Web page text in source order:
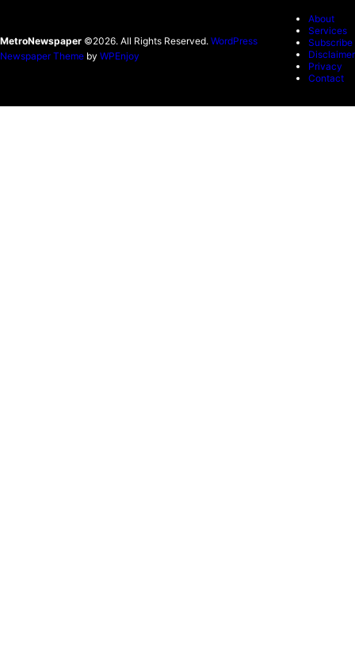
MetroNewspaper ©2026. All Rights Reserved. WordPress
Newspaper Theme by WPEnjoy
About
Services
Subscribe
Disclaimer
Privacy
Contact